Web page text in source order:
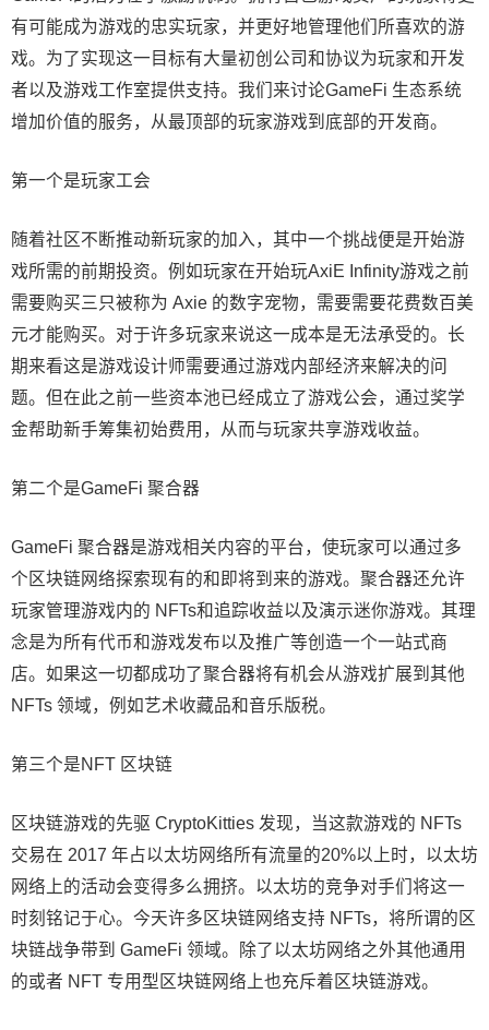
有可能成为游戏的忠实玩家，并更好地管理他们所喜欢的游
戏。为了实现这一目标有大量初创公司和协议为玩家和开发
者以及游戏工作室提供支持。我们来讨论GameFi 生态系统
增加价值的服务，从最顶部的玩家游戏到底部的开发商。
第一个是玩家工会
随着社区不断推动新玩家的加入，其中一个挑战便是开始游
戏所需的前期投资。例如玩家在开始玩AxiE Infinity游戏之前
需要购买三只被称为 Axie 的数字宠物，需要需要花费数百美
元才能购买。对于许多玩家来说这一成本是无法承受的。长
期来看这是游戏设计师需要通过游戏内部经济来解决的问
题。但在此之前一些资本池已经成立了游戏公会，通过奖学
金帮助新手筹集初始费用，从而与玩家共享游戏收益。
第二个是GameFi 聚合器
GameFi 聚合器是游戏相关内容的平台，使玩家可以通过多
个区块链网络探索现有的和即将到来的游戏。聚合器还允许
玩家管理游戏内的 NFTs和追踪收益以及演示迷你游戏。其理
念是为所有代币和游戏发布以及推广等创造一个一站式商
店。如果这一切都成功了聚合器将有机会从游戏扩展到其他
NFTs 领域，例如艺术收藏品和音乐版税。
第三个是NFT 区块链
区块链游戏的先驱 CryptoKitties 发现，当这款游戏的 NFTs
交易在 2017 年占以太坊网络所有流量的20%以上时，以太坊
网络上的活动会变得多么拥挤。以太坊的竞争对手们将这一
时刻铭记于心。今天许多区块链网络支持 NFTs，将所谓的区
块链战争带到 GameFi 领域。除了以太坊网络之外其他通用
的或者 NFT 专用型区块链网络上也充斥着区块链游戏。